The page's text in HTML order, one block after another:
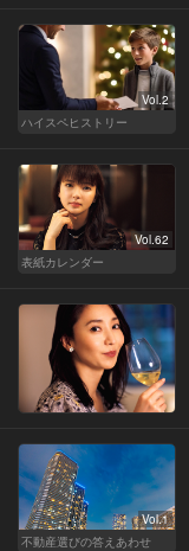
Vol.2
ハイスペヒストリー
Vol.62
表紙カレンダー
Vol.1
不動産選びの答えあわせ